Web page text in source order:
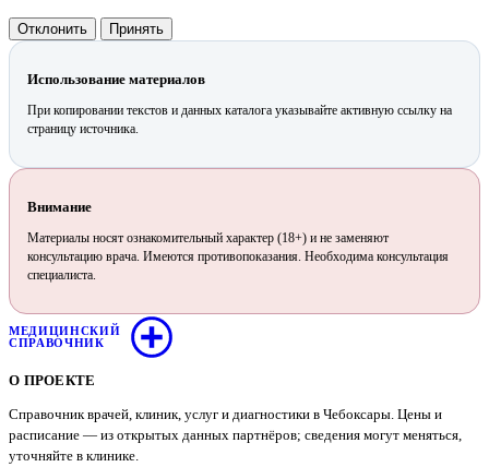
Отклонить Принять
Использование материалов
При копировании текстов и данных каталога указывайте активную ссылку на
страницу источника.
Внимание
Материалы носят ознакомительный характер (18+) и не заменяют
консультацию врача. Имеются противопоказания. Необходима консультация
специалиста.
МЕДИЦИНСКИЙ
СПРАВОЧНИК
О ПРОЕКТЕ
Справочник врачей, клиник, услуг и диагностики в Чебоксары. Цены и
расписание — из открытых данных партнёров; сведения могут меняться,
уточняйте в клинике.